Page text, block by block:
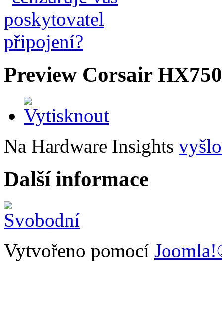
Preview Corsair
Na Hardware Insights
Další informace
Vytvořeno pomocí